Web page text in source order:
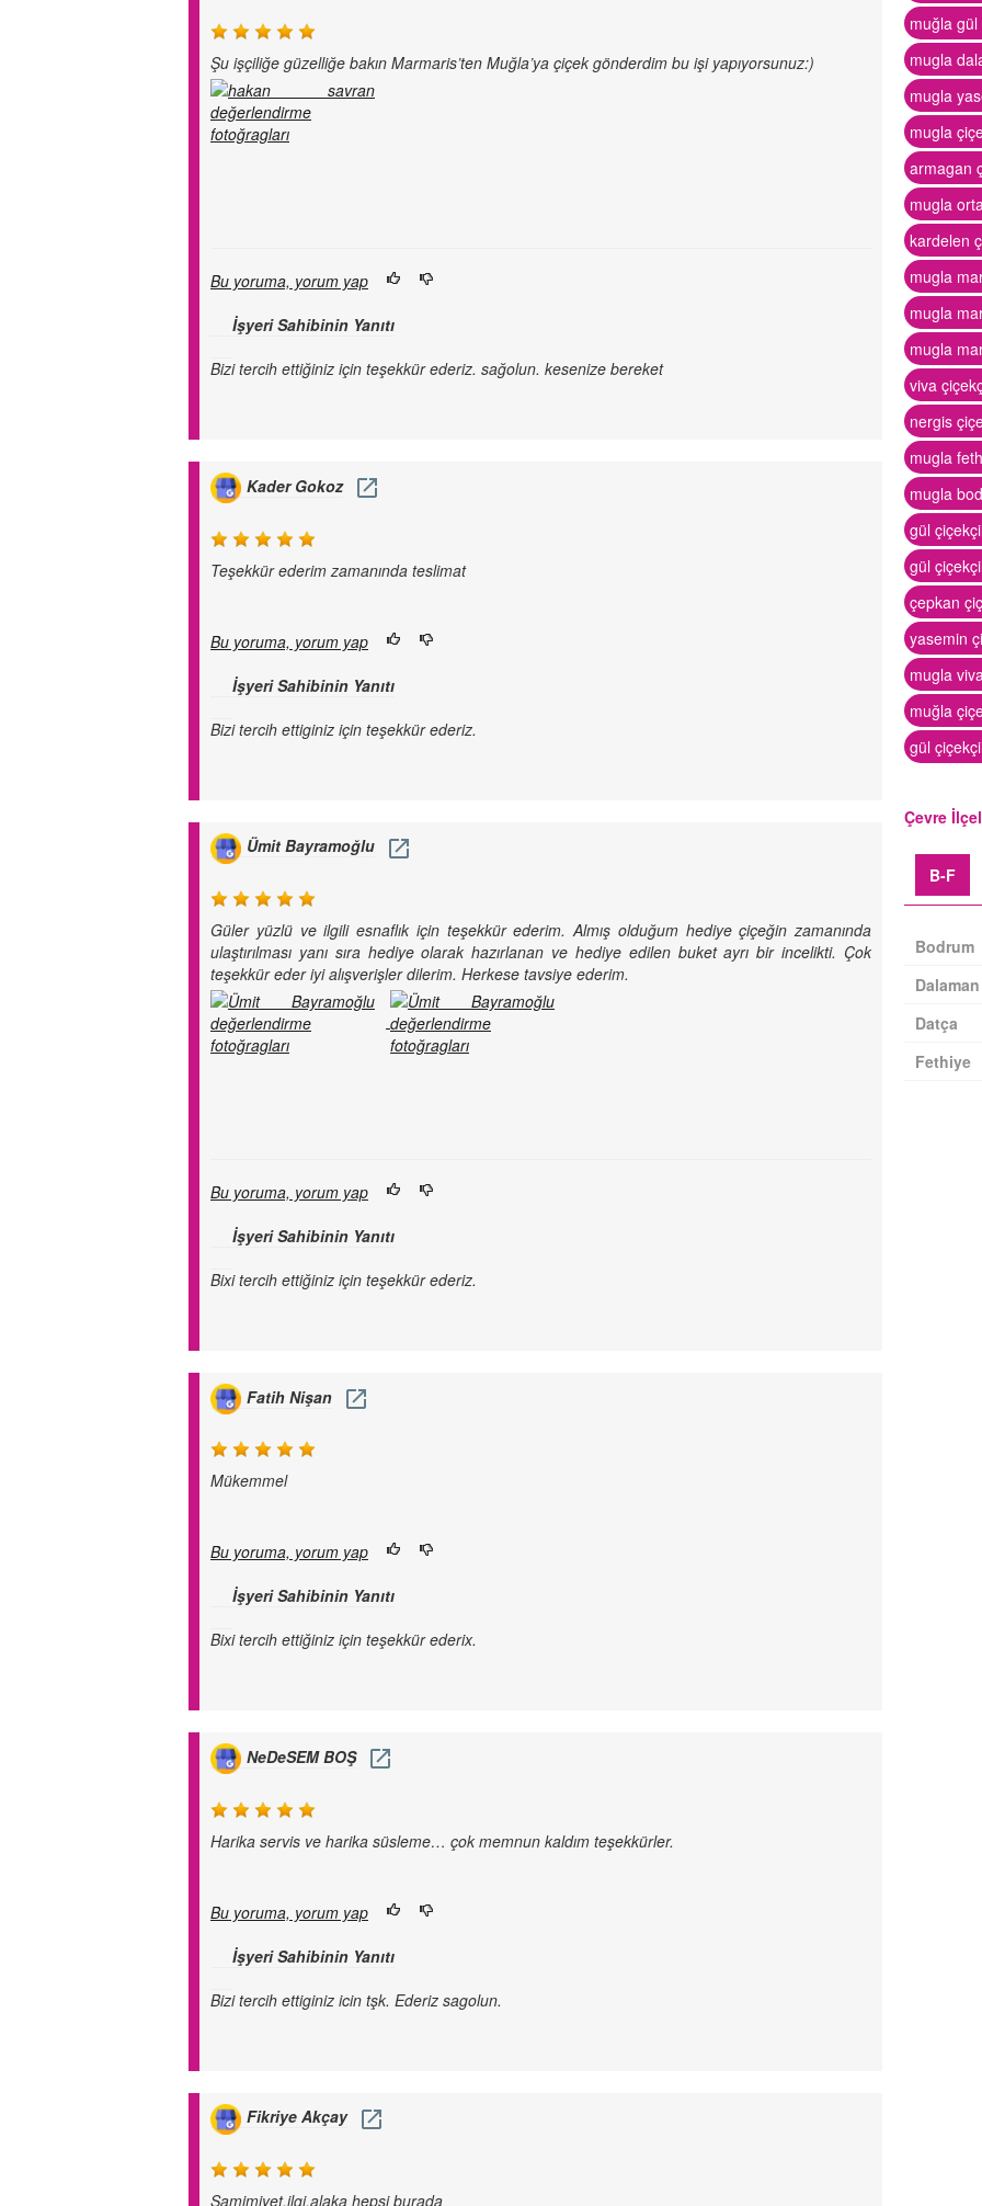
Şu işçiliğe güzelliğe bakın Marmaris’ten Muğla’ya çiçek gönderdim bu işi yapıyorsunuz:)
Bu yoruma, yorum yap
İşyeri Sahibinin Yanıtı
Bizi tercih ettiğiniz için teşekkür ederiz. sağolun. kesenize bereket
Kader Gokoz
Teşekkür ederim zamanında teslimat
Bu yoruma, yorum yap
İşyeri Sahibinin Yanıtı
Bizi tercih ettiginiz için teşekkür ederiz.
Ümit Bayramoğlu
Güler yüzlü ve ilgili esnaflık için teşekkür ederim. Almış olduğum hediye çiçeğin zamanında
ulaştırılması yanı sıra hediye olarak hazırlanan ve hediye edilen buket ayrı bir incelikti. Çok
teşekkür eder iyi alışverişler dilerim. Herkese tavsiye ederim.
Bu yoruma, yorum yap
İşyeri Sahibinin Yanıtı
Bixi tercih ettiğiniz için teşekkür ederiz.
Fatih Nişan
Mükemmel
Bu yoruma, yorum yap
İşyeri Sahibinin Yanıtı
Bixi tercih ettiğiniz için teşekkür ederix.
NeDeSEM BOŞ
Harika servis ve harika süsleme… çok memnun kaldım teşekkürler.
Bu yoruma, yorum yap
İşyeri Sahibinin Yanıtı
Bizi tercih ettiginiz icin tşk. Ederiz sagolun.
Fikriye Akçay
Samimiyet,ilgi,alaka hepsi burada
muğla
mugla
mugla
mugla
armagan
mugla
kardelen
mugla
mugla
mugla
viva
nergis
mugla
mugla
gül
gül
çepkan
yasemin
mugla
muğla
gül
Çevre
B-F
Bodrum
Dalaman
Datça
Fethiye